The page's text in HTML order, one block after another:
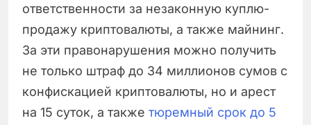
ответственности за незаконную куплю-
продажу криптовалюты, а также майнинг.
За эти правонарушения можно получить
не только штраф до 34 миллионов сумов с
конфискацией криптовалюты, но и арест
на 15 суток, а также тюремный срок до 5